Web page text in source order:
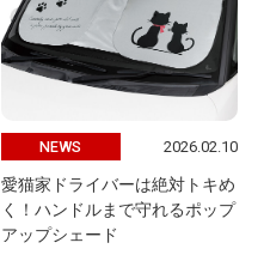
NEWS 2026.02.10
愛猫家ドライバーは絶対トキめ
く！ハンドルまで守れるポップ
アップシェード